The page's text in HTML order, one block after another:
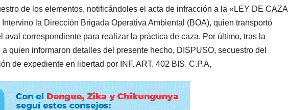
de los elementos, notificándoles el acta de infracción a la «LEY DE CAZA
la Dirección Brigada Operativa Ambiental (BOA), quien transportó
aval correspondiente para realizar la práctica de caza. Por último, tras la
quien informaron detalles del presente hecho, DISPUSO, secuestro del
de expediente en libertad por INF. ART. 402 BIS. C.P.A,